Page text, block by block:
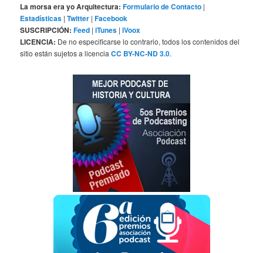
La morsa era yo Arquitectura: Formulario de Contacto |
Estadísticas |Twitter |Facebook
SUSCRIPCIÓN: Feed |iTunes |iVoox
LICENCIA: De no especificarse lo contrario, todos los contenidos del
sitio están sujetos a licenciaCC BY-NC-ND 3.0.